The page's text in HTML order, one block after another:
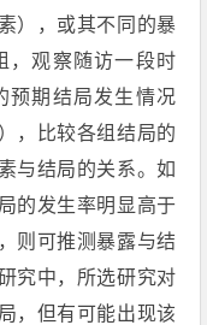
），或其不同的暴
，观察随访一段时
预期结局发生情况
，比较各组结局的
与结局的关系。如
的发生率明显高于
则可推测暴露与结
究中，所选研究对
，但有可能出现该